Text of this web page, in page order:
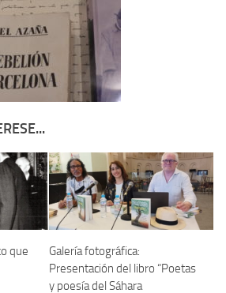
la represión en Talavera de la Reina (1937-
Toledo 1936-1947 | Buscador
abril de 1939 de Tembleque
Agrupaciones y Militantes (1934-1939)
Navarra
Galicia
republicanismo
que
Galería fotográfica:
Presentación del libro “Poetas
y poesía del Sáhara